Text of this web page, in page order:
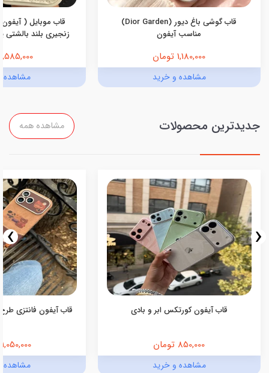
قاب گوشی باغ دیور (Dior Garden)
مناسب آیفون
1,180,000 تومان
مشاهده و خرید
قاب موبایل (
زنجیری بلند بالشتی
1,585,000 تومان
مشاهده
جدیدترین محصولات مشاهده همه
قاب آیفون کورتکس ابر و بادی
850,000 تومان
مشاهده و خرید
قاب آیفون فانتزی
1,050,000 تومان
مشاهده
‹
›